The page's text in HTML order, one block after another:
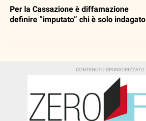
Per la Cassazione è diffamazione
definire “imputato” chi è solo indagato